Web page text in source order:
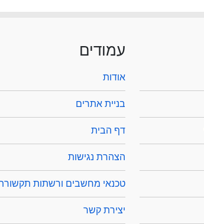
עמודים
אודות
בניית אתרים
דף הבית
הצהרת נגישות
טכנאי מחשבים ורשתות
יצירת קשר